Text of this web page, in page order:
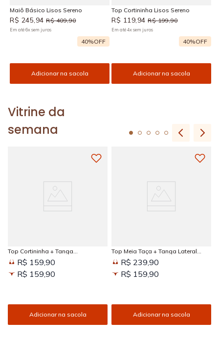
Maiô Básico Lisos Sereno
R$ 245,94 R$ 409,90
Em até6xsem juros
40%OFF
Adicionar na sacola
Top Cortininha Lisos Sereno
R$ 119,94 R$ 199,90
Em até4xsem juros
40%OFF
Adicionar na sacola
Vitrine da
semana
Top Cortininha + Tanga
Amarradinha Estampada Sun
KissedR$ 159,90
R$ 159,90
Adicionar na sacola
Top Meia Taça + Tanga Lateral
Larga Estampada Sun Kissed
R$ 239,90
R$ 159,90
Adicionar na sacola